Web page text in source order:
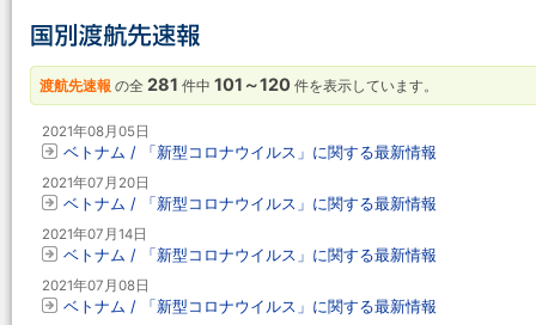
渡航先速報 の全 281 件中 101～120 件を表示しています。
2021年08月05日
ベトナム / 「新型コロナウイルス」に関する最新情報
2021年07月20日
ベトナム / 「新型コロナウイルス」に関する最新情報
2021年07月14日
ベトナム / 「新型コロナウイルス」に関する最新情報
2021年07月08日
ベトナム / 「新型コロナウイルス」に関する最新情報